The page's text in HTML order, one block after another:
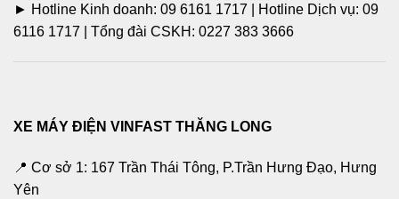
► Hotline Kinh doanh: 09 6161 1717 | Hotline Dịch vụ: 09
6116 1717 | Tổng đài CSKH: 0227 383 3666
XE MÁY ĐIỆN VINFAST THĂNG LONG
📍 Cơ sở 1: 167 Trần Thái Tông, P.Trần Hưng Đạo, Hưng
Yên